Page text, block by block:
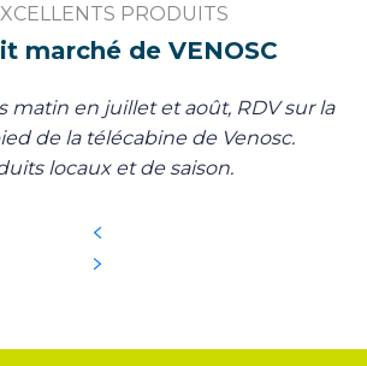
PRODUITS
marché de VENOSC
matin en juillet et août, RDV sur la
de la télécabine de Venosc.
locaux et de saison.